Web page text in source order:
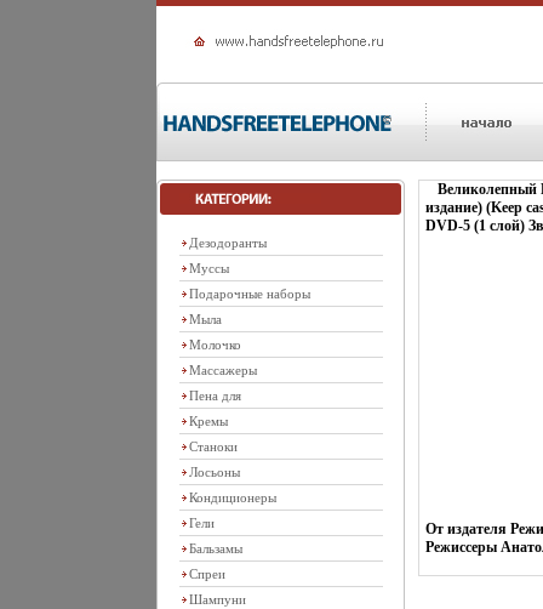
Дезодоранты
Муссы
Подарочные наборы
Мыла
Молочко
Массажеры
Пена для
Кремы
Станоки
Лосьоны
Кондиционеры
Гели
Бальзамы
Спреи
Шампуни
Великолепный
издание) (Keep
DVD-5 (1 слой)
От издателя
Режиссеры